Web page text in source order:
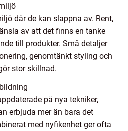
där de kan slappna av. Rent,
av att det finns en tanke
till produkter. Små detaljer
genomtänkt styling och
stor skillnad.
på nya tekniker,
erbjuda mer än bara det
med nyfikenhet ger ofta